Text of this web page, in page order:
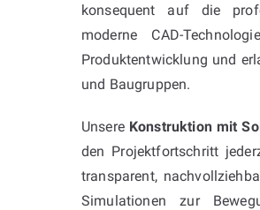
konsequent auf die
moderne CAD-
Produktentwicklung und
und Baugruppen.
Unsere Konstruktion mit
den Projektfortschritt
transparent,
Simulationen zur